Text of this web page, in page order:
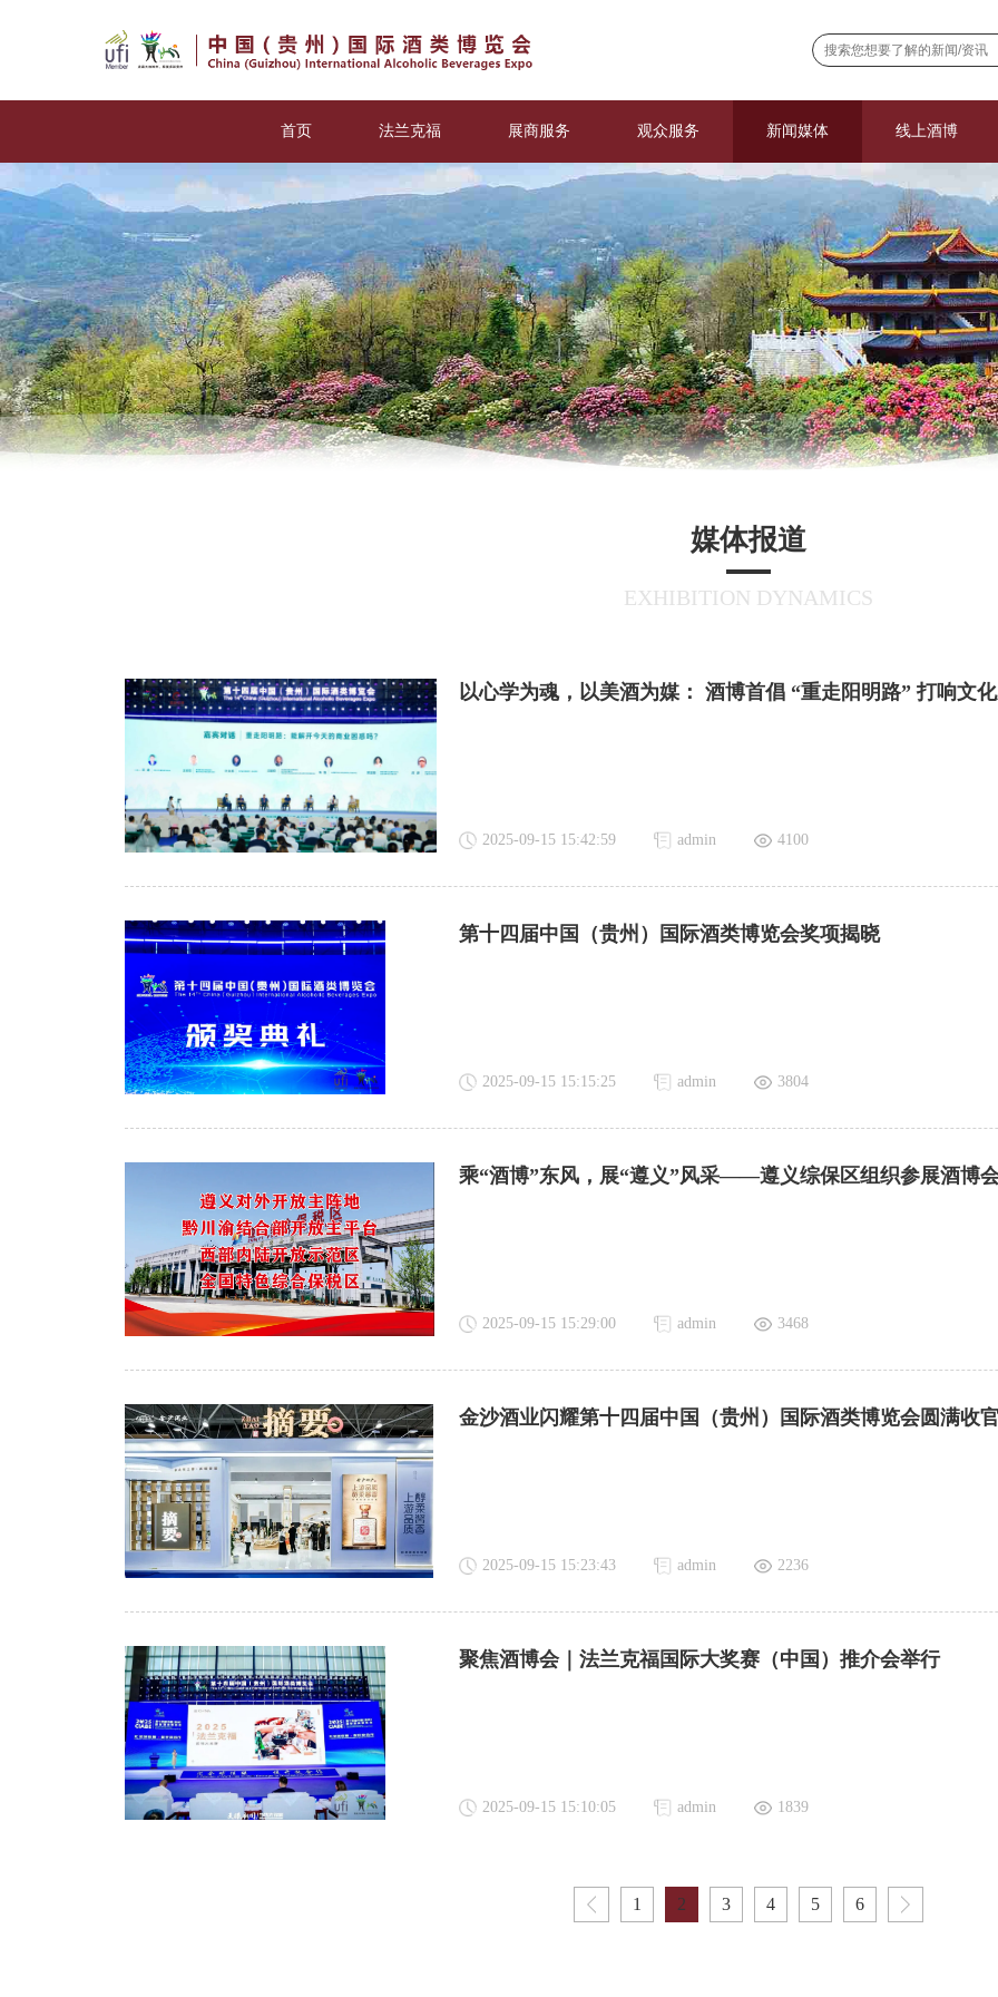
首页 法兰克福
参赛报名
评委申报
展商服务
展馆分布
展品范围
展商报名
展商名录
观众服务
线上观展
交通指引
采购商注册
酒博会刊
新闻媒体
展会动态
媒体报道
合作媒体
媒体报名
线上酒博
VR展厅
在线展厅
媒体报道
EXHIBITION DYNAMICS
以心学为魂，以美酒为媒： 酒博首倡 “重走阳明路” 打响文
2025-09-15 15:42:59 admin 4100
第十四届中国（贵州）国际酒类博览会奖项揭晓
2025-09-15 15:15:25 admin 3804
乘“酒博”东风，展“遵义”风采——遵义综保区组织参展酒博
2025-09-15 15:29:00 admin 3468
金沙酒业闪耀第十四届中国（贵州）国际酒类博览会圆满收
2025-09-15 15:23:43 admin 2236
聚焦酒博会｜法兰克福国际大奖赛（中国）推介会举行
2025-09-15 15:10:05 admin 1839
1 2 3 4 5 6